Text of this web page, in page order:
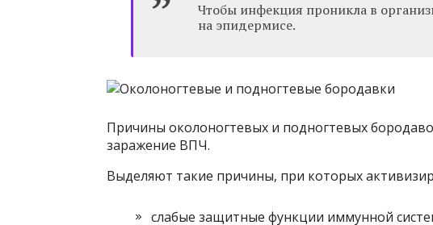
Чтобы инфекция проникла в
на эпидермисе.
Причины околоногтевых и подногтевых
заражение ВПЧ.
Выделяют такие причины, при которых
слабые защитные функции иммунной